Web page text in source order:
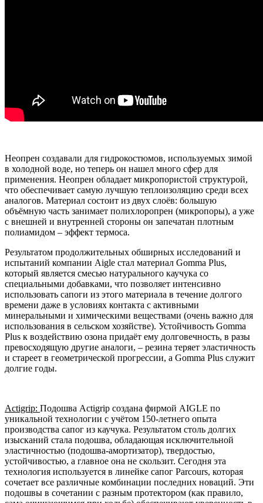
Неопрен создавали для гидрокостюмов, используемых зимой
в холодной воде, но теперь он нашел много сфер для
применения. Неопрен обладает микропористой структурой,
что обеспечивает самую лучшую теплоизоляцию среди всех
аналогов. Материал состоит из двух слоёв: большую
объёмную часть занимает полихлоропрен (микропоры), а уже
с внешней и внутренней стороны он запечатан плотным
полиамидом – эффект термоса.
Результатом продолжительных обширных исследований и
испытаний компании Aigle стал материал Gomma Plus,
который является смесью натурального каучука со
специальными добавками, что позволяет интенсивно
использовать сапоги из этого материала в течение долгого
времени даже в условиях контакта с активными
минеральными и химическими веществами (очень важно для
использования в сельском хозяйстве). Устойчивость Gomma
Plus к воздействию озона придаёт ему долговечность, в разы
превосходящую другие аналоги, – резина теряет эластичность
и стареет в геометрической прогрессии, а Gomma Plus служит
долгие годы.
Actigrip: Подошва Actigrip создана фирмой AIGLE по
уникальной технологии с учётом 150-летнего опыта
производства сапог из каучука. Результатом столь долгих
изысканий стала подошва, обладающая исключительной
эластичностью (подошва-амортизатор), твердостью,
устойчивостью, а главное она не скользит. Сегодня эта
технология используется в линейке сапог Parcours, которая
сочетает все различные комбинации последних новаций. Эти
подошвы в сочетании с разным протектором (как правило,